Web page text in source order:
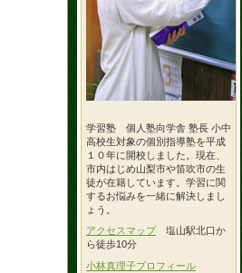
学習塾 個人塾向学舎 塾長 小中
高校生対象の個別指導塾を平成
１０年に開校しました。現在、
市内はじめ山梨市や笛吹市の生
徒が在籍しています。学習に関
するお悩みを一緒に解決しまし
ょう。
アクセスマップ 塩山駅北口か
ら徒歩10分
小林真理子プロフィール